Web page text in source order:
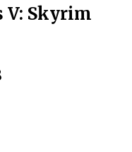
V: Skyrim